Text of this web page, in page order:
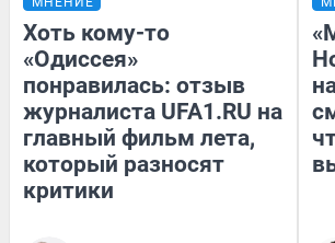
Хоть кому-то
«Одиссея»
понравилась: отзыв
журналиста UFA1.RU на
главный фильм лета,
который разносят
критики